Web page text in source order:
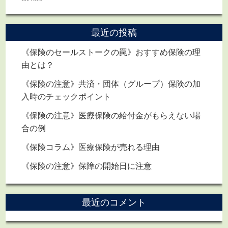
最近の投稿
《保険のセールストークの罠》おすすめ保険の理
由とは？
《保険の注意》共済・団体（グループ）保険の加
入時のチェックポイント
《保険の注意》医療保険の給付金がもらえない場
合の例
《保険コラム》医療保険が売れる理由
《保険の注意》保障の開始日に注意
最近のコメント